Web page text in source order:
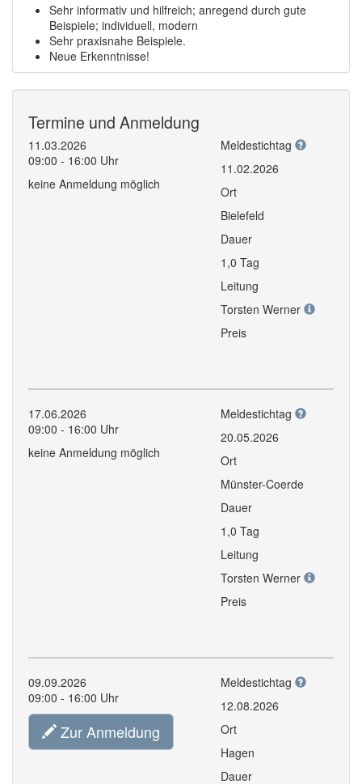
Sehr informativ und hilfreich; anregend durch gute
Beispiele; individuell, modern
Sehr praxisnahe Beispiele.
Neue Erkenntnisse!
Termine und Anmeldung
11.03.2026
09:00 - 16:00 Uhr
keine Anmeldung möglich
Meldestichtag
11.02.2026
Ort
Bielefeld
Dauer
1,0 Tag
Leitung
Torsten Werner
Preis
17.06.2026
09:00 - 16:00 Uhr
keine Anmeldung möglich
Meldestichtag
20.05.2026
Ort
Münster-Coerde
Dauer
1,0 Tag
Leitung
Torsten Werner
Preis
09.09.2026
09:00 - 16:00 Uhr
Zur Anmeldung
Meldestichtag
12.08.2026
Ort
Hagen
Dauer